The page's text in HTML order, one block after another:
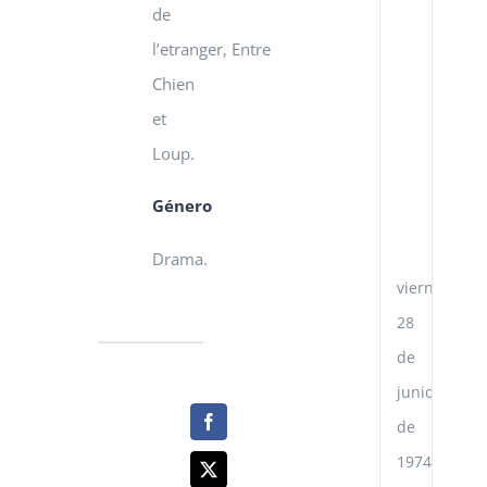
de
l’etranger, Entre
Chien
et
Loup.
Género
Drama.
viernes,
28
de
junio
de
1974